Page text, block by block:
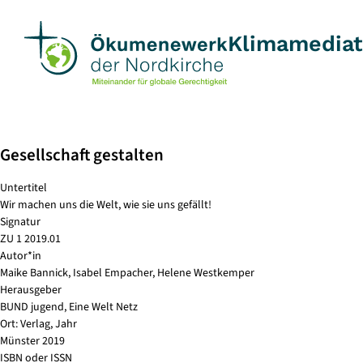
content
Gesellschaft gestalten
Untertitel
Wir machen uns die Welt, wie sie uns gefällt!
Signatur
ZU 1 2019.01
Autor*in
Maike Bannick, Isabel Empacher, Helene Westkemper
Herausgeber
BUND jugend, Eine Welt Netz
Ort: Verlag, Jahr
Münster 2019
ISBN oder ISSN